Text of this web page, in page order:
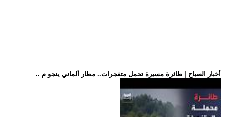
.. أخبار الصباح | طائرة مسيرة تحمل متفجرات.. مطار ألماني ينجو م